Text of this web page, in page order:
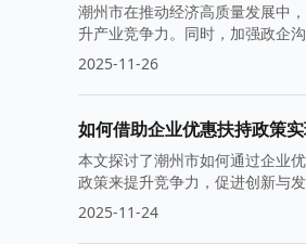
潮州市在推动经济高质量发展中
升产业竞争力。同时，加强政企
2025-11-26
如何借助企业优惠扶持政策
本文探讨了潮州市如何通过企业
政策来提升竞争力，促进创新与
撑。
2025-11-24